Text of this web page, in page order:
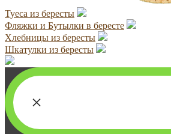
Туеса из бересты
Фляжки и Бутылки в бересте
Хлебницы из бересты
Шкатулки из бересты
×